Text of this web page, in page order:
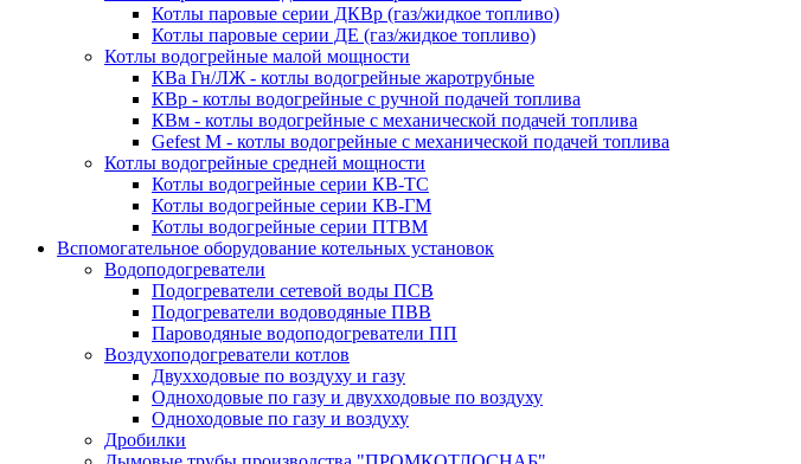
Котлы паровые серии ДКВр (газ/жидкое топливо)
Котлы паровые серии ДЕ (газ/жидкое топливо)
Котлы водогрейные малой мощности
КВа Гн/ЛЖ - котлы водогрейные жаротрубные
КВр - котлы водогрейные с ручной подачей топлива
КВм - котлы водогрейные с механической подачей топлива
Gefest M - котлы водогрейные с механической подачей топлива
Котлы водогрейные средней мощности
Котлы водогрейные серии КВ-ТС
Котлы водогрейные серии КВ-ГМ
Котлы водогрейные серии ПТВМ
Вспомогательное оборудование котельных установок
Водоподогреватели
Подогреватели сетевой воды ПСВ
Подогреватели водоводяные ПВВ
Пароводяные водоподогреватели ПП
Воздухоподогреватели котлов
Двухходовые по воздуху и газу
Одноходовые по газу и двухходовые по воздуху
Одноходовые по газу и воздуху
Дробилки